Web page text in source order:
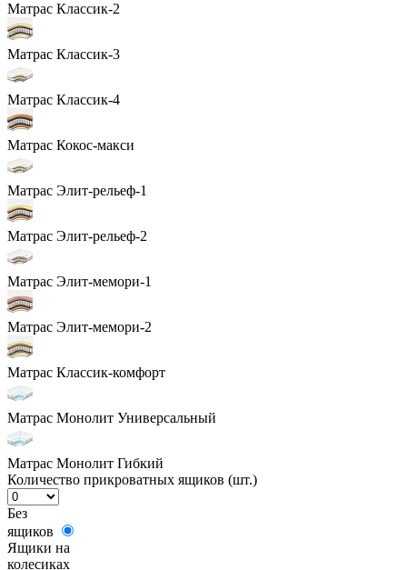
Матрас Классик-2
Матрас Классик-3
Матрас Классик-4
Матрас Кокос-макси
Матрас Элит-рельеф-1
Матрас Элит-рельеф-2
Матрас Элит-мемори-1
Матрас Элит-мемори-2
Матрас Классик-комфорт
Матрас Монолит Универсальный
Матрас Монолит Гибкий
Количество прикроватных ящиков (шт.)
Без
ящиков
Ящики на
колесиках